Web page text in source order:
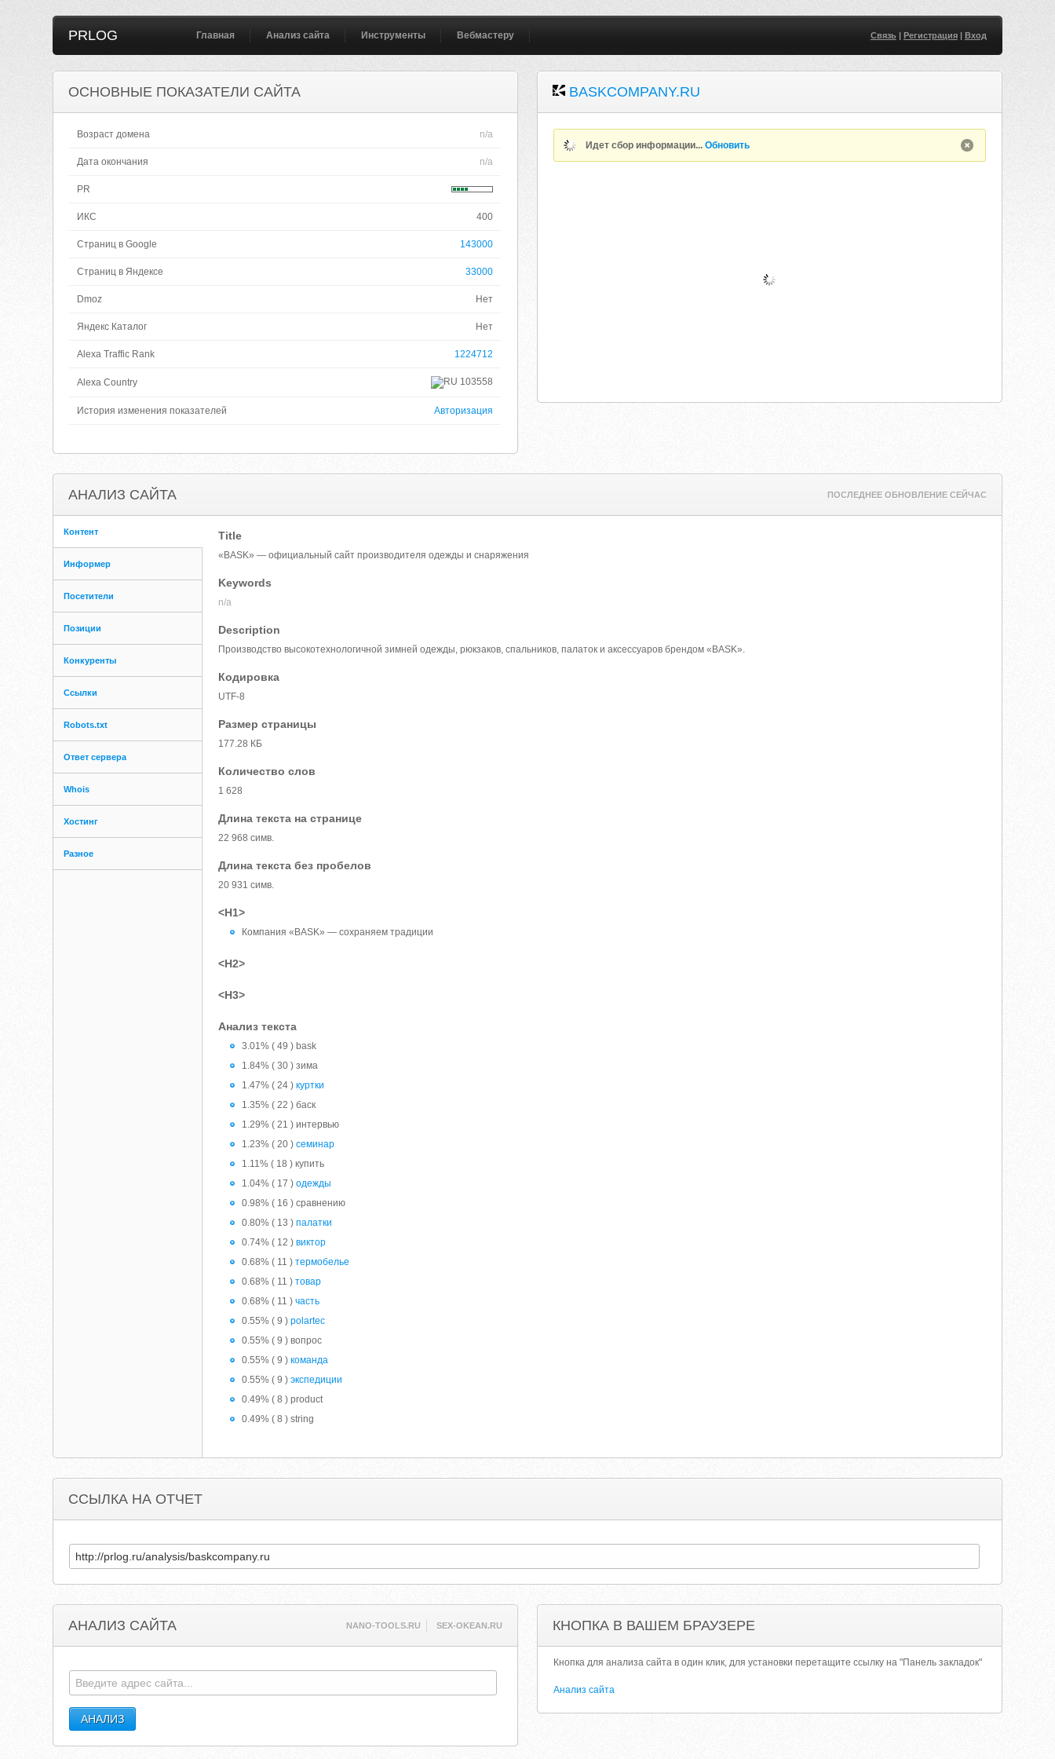
PRLOG Главная Анализ сайта Инструменты Вебмастеру Связь| Регистрация| Вход
ОСНОВНЫЕ ПОКАЗАТЕЛИ САЙТА
Возраст домена n/a
Дата окончания n/a
PR
ИКС 400
Страниц в Google 143000
Страниц в Яндексе 33000
Dmoz Нет
Яндекс Каталог Нет
Alexa Traffic Rank 1224712
Alexa Country 103558
История изменения показателей Авторизация
BASKCOMPANY.RU
Идет сбор информации...Обновить
АНАЛИЗ САЙТА ПОСЛЕДНЕЕ ОБНОВЛЕНИЕ СЕЙЧАС
Контент
Информер
Посетители
Позиции
Конкуренты
Ссылки
Robots.txt
Ответ сервера
Whois
Хостинг
Разное
Title
«BASK» — официальный сайт производителя одежды и снаряжения
Keywords
n/a
Description
Производство высокотехнологичной зимней одежды, рюкзаков, спальников, палаток и аксессуаров брендом «BASK».
Кодировка
UTF-8
Размер страницы
177.28 КБ
Количество слов
1 628
Длина текста на странице
22 968 симв.
Длина текста без пробелов
20 931 симв.
<H1>
Компания «BASK» — сохраняем традиции
<H2>
<H3>
Анализ текста
3.01% ( 49 ) bask
1.84% ( 30 ) зима
1.47% ( 24 )куртки
1.35% ( 22 ) баск
1.29% ( 21 ) интервью
1.23% ( 20 )семинар
1.11% ( 18 ) купить
1.04% ( 17 )одежды
0.98% ( 16 ) сравнению
0.80% ( 13 )палатки
0.74% ( 12 )виктор
0.68% ( 11 )термобелье
0.68% ( 11 )товар
0.68% ( 11 )часть
0.55% ( 9 )polartec
0.55% ( 9 ) вопрос
0.55% ( 9 )команда
0.55% ( 9 )экспедиции
0.49% ( 8 ) product
0.49% ( 8 ) string
ССЫЛКА НА ОТЧЕТ
АНАЛИЗ САЙТА NANO-TOOLS.RU SEX-OKEAN.RU КНОПКА В ВАШЕМ БРАУЗЕРЕ
Кнопка для анализа сайта в один клик, для установки перетащите ссылку на "Панель закладок"
Анализ сайта